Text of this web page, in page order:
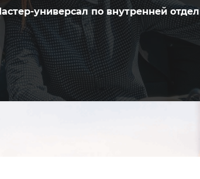
универсал по внутренней